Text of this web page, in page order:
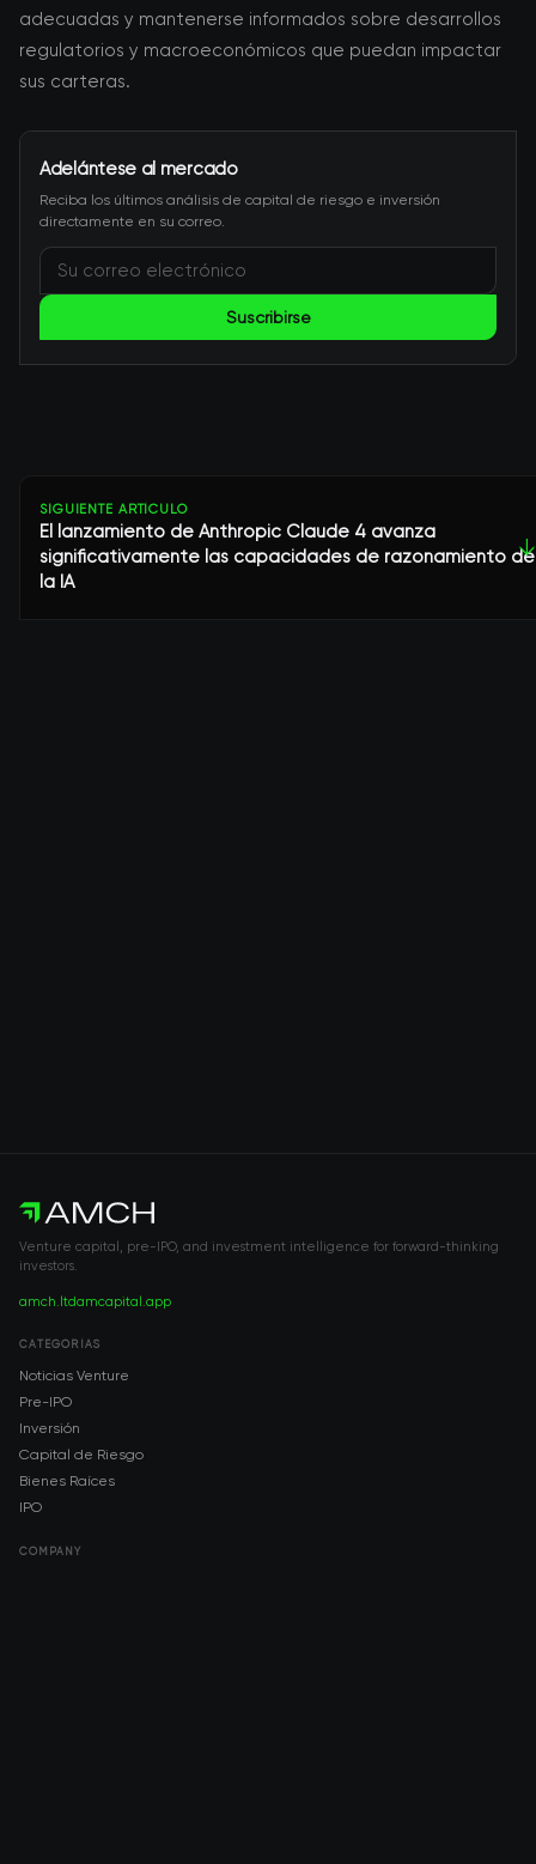
adecuadas y mantenerse informados sobre desarrollos
regulatorios y macroeconómicos que puedan impactar
sus carteras.
Adelántese al mercado
Reciba los últimos análisis de capital de riesgo e inversión
directamente en su correo.
Suscribirse
SIGUIENTE ARTÍCULO
El lanzamiento de Anthropic Claude 4 avanza
significativamente las capacidades de razonamiento de
la IA
↓
Venture capital, pre-IPO, and investment intelligence for forward-thinking
investors.
amch.ltdamcapital.app
CATEGORÍAS
Noticias Venture
Pre-IPO
Inversión
Capital de Riesgo
Bienes Raíces
IPO
COMPANY